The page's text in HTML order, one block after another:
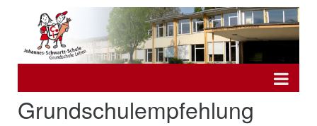
Grundschulempfehlung